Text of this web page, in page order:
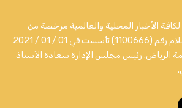
الأخبار المحلية والعالمية مرخصة من
الهيئة العامة لتنظيم الإعلام رقم (1100666) تأسست في 01 / 01 / 2021
الرياض. رئيس مجلس الإدارة سعادة الأستاذ